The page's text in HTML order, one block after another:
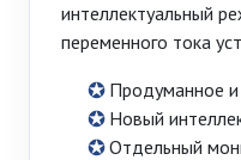
интеллектуальный
переменного тока
Продуманное и
Новый
Отдельный